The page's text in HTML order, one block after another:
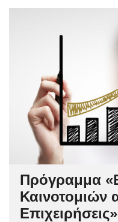
Πρόγραμμα
Καινοτομιών
Επιχειρήσεις»